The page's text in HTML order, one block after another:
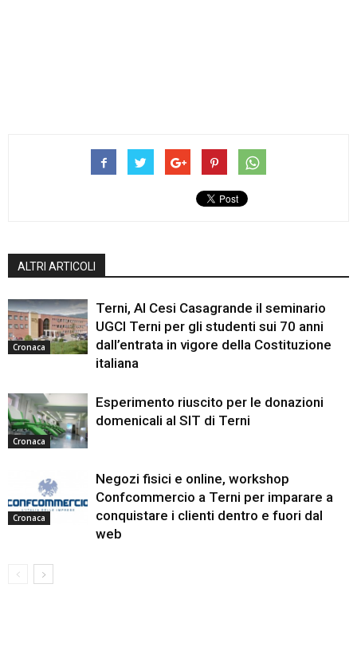
ALTRI ARTICOLI
Cronaca
Terni, Al Cesi Casagrande il seminario
UGCI Terni per gli studenti sui 70 anni
dall’entrata in vigore della Costituzione
italiana
Cronaca
Esperimento riuscito per le donazioni
domenicali al SIT di Terni
Cronaca
Negozi fisici e online, workshop
Confcommercio a Terni per imparare a
conquistare i clienti dentro e fuori dal
web